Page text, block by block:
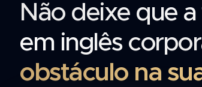
Não deixe que
em inglês
obstáculo na